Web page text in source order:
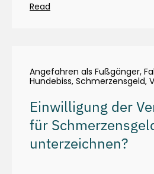
Read
Angefahren als Fußgänger,
Hundebiss, Schmerzensgeld,
Einwilligung der
für
unterzeichnen?